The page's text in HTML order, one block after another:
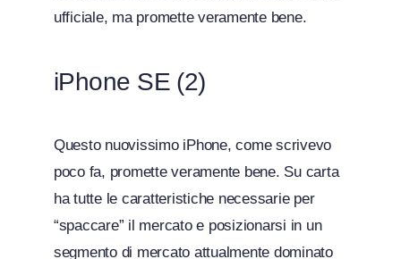
ufficiale, ma promette veramente bene.
iPhone SE (2)
Questo nuovissimo iPhone, come scrivevo
poco fa, promette veramente bene. Su carta
ha tutte le caratteristiche necessarie per
“spaccare” il mercato e posizionarsi in un
segmento di mercato attualmente dominato